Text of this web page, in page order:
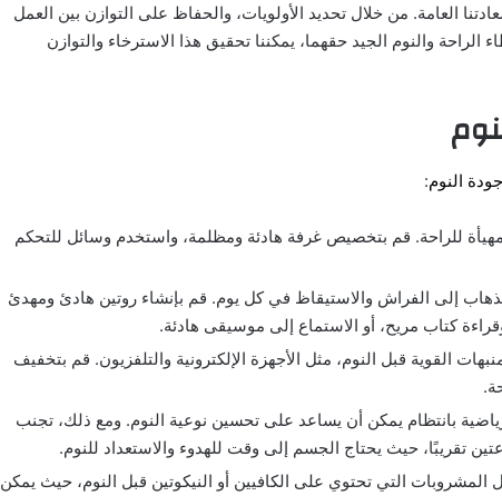
العامة. من خلال تحديد الأولويات، والحفاظ على التوازن بين العمل
الراحة والنوم الجيد حقهما، يمكننا تحقيق هذا الاسترخاء والتوازن
النوم:
ومهيأة للراحة. قم بتخصيص غرفة هادئة ومظلمة، واستخدم وسائل للتحكم
إلى الفراش والاستيقاظ في كل يوم. قم بإنشاء روتين هادئ ومهدئ
كتاب مريح، أو الاستماع إلى موسيقى هادئة.
القوية قبل النوم، مثل الأجهزة الإلكترونية والتلفزيون. قم بتخفيف
بانتظام يمكن أن يساعد على تحسين نوعية النوم. ومع ذلك، تجنب
تقريبًا، حيث يحتاج الجسم إلى وقت للهدوء والاستعداد للنوم.
المشروبات التي تحتوي على الكافيين أو النيكوتين قبل النوم، حيث يمكن